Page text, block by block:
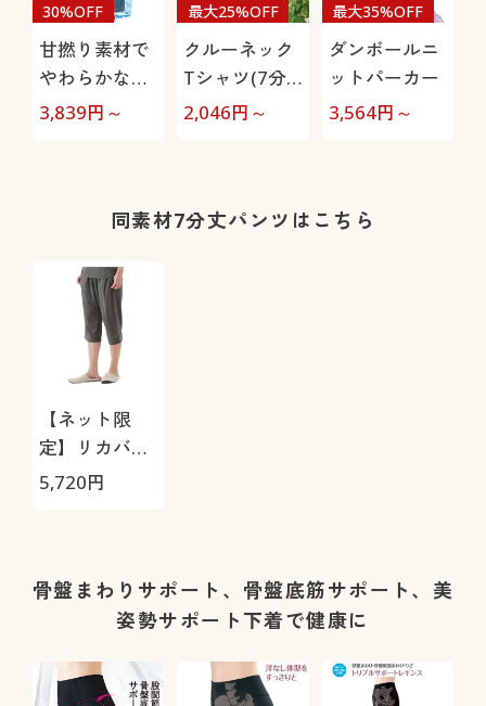
甘撚り素材で
やわらかな着
心地ワイドデ
日本製・洗濯
30%OFF
3,839円～
クルーネック
Tシャツ(7分
袖)(綿100%・
最大25%OFF
2,046円～
ダンボールニ
ットパーカー
最大35%OFF
3,564円～
同素材7分丈パンツはこちら
【ネット限
定】リカバリ
ーケアレディ
5,720円
骨盤まわりサポート、骨盤底筋サポート、美
姿勢サポート下着で健康に